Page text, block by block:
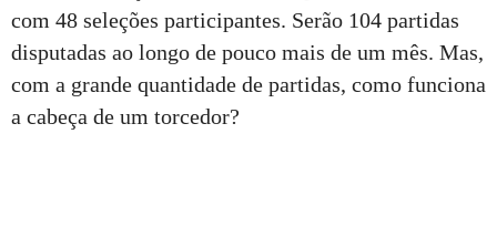
com 48 seleções participantes. Serão 104 partidas
disputadas ao longo de pouco mais de um mês. Mas,
com a grande quantidade de partidas, como funciona
a cabeça de um torcedor?